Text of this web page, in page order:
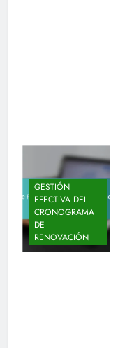
GESTIÓN
EFECTIVA DEL
CRONOGRAMA
DE
RENOVACIÓN